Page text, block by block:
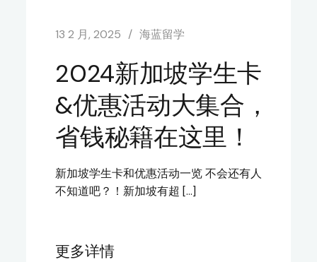
13 2 月, 2025 海蓝留学
2024新加坡学生卡
&优惠活动大集合，
省钱秘籍在这里！
新加坡学生卡和优惠活动一览 不会还有人
不知道吧？！新加坡有超 […]
更多详情